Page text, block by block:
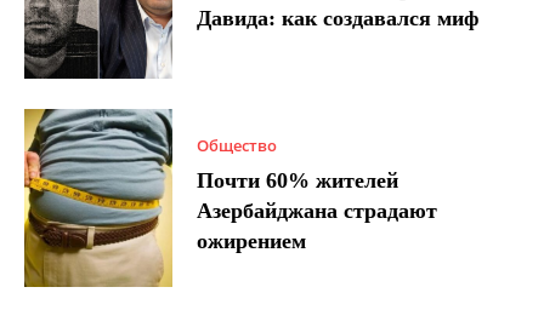
Давида: как создавался миф
Общество
Почти 60% жителей
Азербайджана страдают
ожирением